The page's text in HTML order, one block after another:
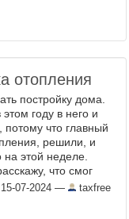
отопления
постройку дома.
году в него и
что главный
решили, и
этой неделе.
что смог
установщиками
15-07-2024 — taxfree